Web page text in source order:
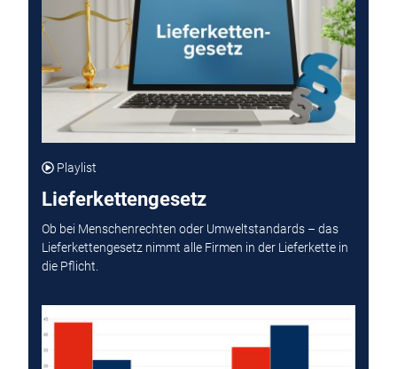
Playlist
Lieferkettengesetz
Ob bei Menschenrechten oder Umweltstandards – das
Lieferkettengesetz nimmt alle Firmen in der Lieferkette in
die Pflicht.